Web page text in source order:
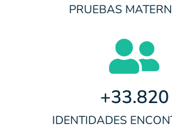
PRUEBAS
IDENTIDADES
+33.820